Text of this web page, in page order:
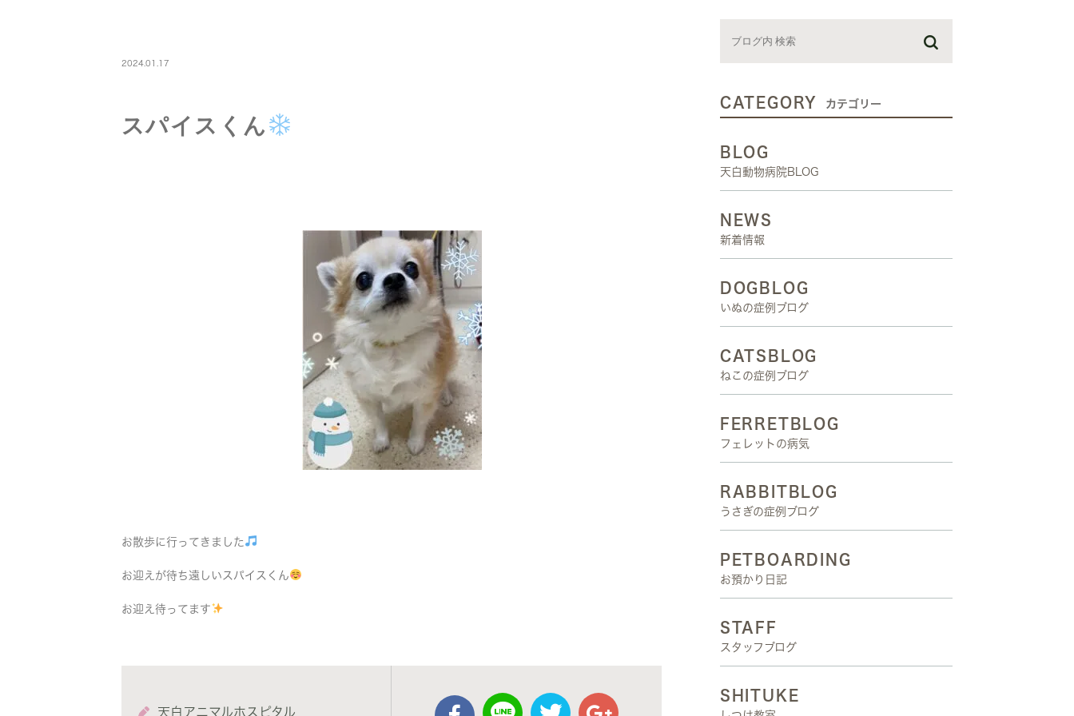
2024.01.17
スパイスくん
お散歩に行ってきました
お迎えが待ち遠しいスパイスくん
お迎え待ってます
天白アニマルホスピタル
CATEGORY カテゴリー
BLOG
天白動物病院BLOG
NEWS
新着情報
DOGBLOG
いぬの症例ブログ
CATSBLOG
ねこの症例ブログ
FERRETBLOG
フェレットの病気
RABBITBLOG
うさぎの症例ブログ
PETBOARDING
お預かり日記
STAFF
スタッフブログ
SHITUKE